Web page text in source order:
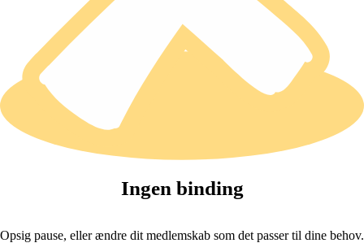
Ingen binding
Opsig pause, eller ændre dit medlemskab som det passer til dine behov.